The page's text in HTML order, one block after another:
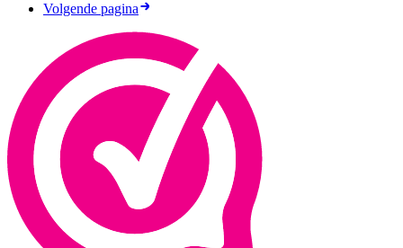
Volgende pagina